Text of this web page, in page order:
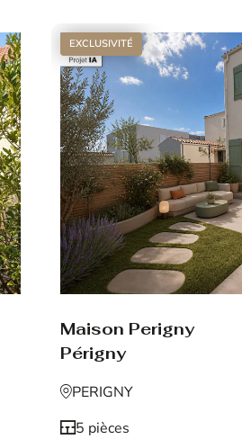
EXCLUSIVITÉ
Maison Perigny
Périgny
PERIGNY
5 pièces